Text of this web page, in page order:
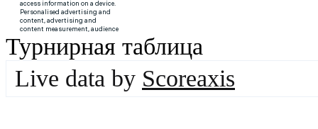
Турнирная таблица
Live data by Scoreaxis